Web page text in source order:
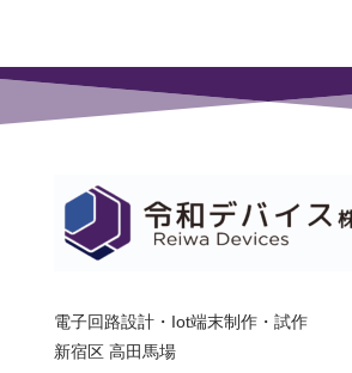
電子回路設計・Iot端末制作・試作
新宿区 高田馬場